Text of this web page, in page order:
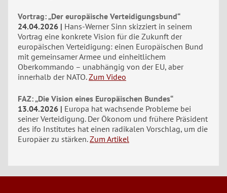
Vortrag: „Der europäische Verteidigungsbund“
24.04.2026
Hans-Werner Sinn skizziert in seinem
Vortrag eine konkrete Vision für die Zukunft der
europäischen Verteidigung: einen Europäischen Bund
mit gemeinsamer Armee und einheitlichem
Oberkommando – unabhängig von der EU, aber
innerhalb der NATO. Zum Video
FAZ: „Die Vision eines Europäischen Bundes“
13.04.2026
Europa hat wachsende Probleme bei
seiner Verteidigung. Der Ökonom und frühere Präsident
des ifo Institutes hat einen radikalen Vorschlag, um die
Europäer zu stärken. Zum Artikel